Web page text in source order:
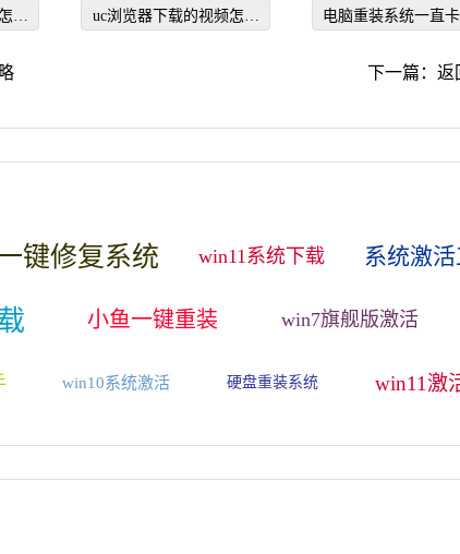
么
uc浏览器下载的视频怎么
电脑重装系统一直卡
下一篇：返
键修复系统 win11系统下载 系统激
小鱼一键重装 win7旗舰版激活
win10系统激活 硬盘重装系统 win11激